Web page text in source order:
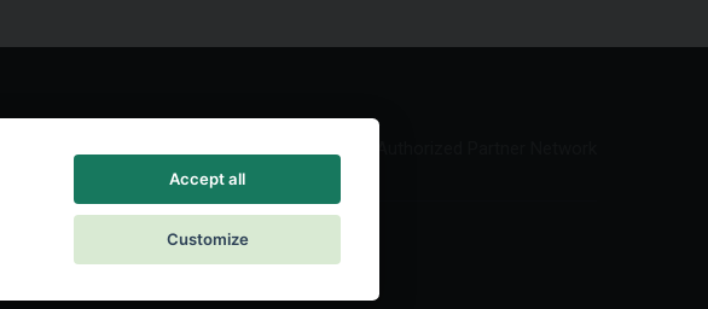
Accept all
Customize